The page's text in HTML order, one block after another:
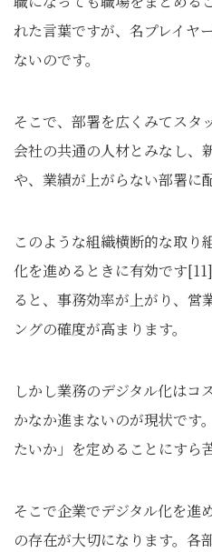
れた言葉ですが、名プレイヤ
ないのです。
そこで、部署を広くみてスタ
会社の共通の人材とみなし、
や、業績が上がらない部署に
このような組織横断的な取り
化を進めるときに有効です
ると、事務効率が上がり、営
ングの確度が高まります。
しかし業務のデジタル化はコ
かなか進まないのが現状です
たいか」を定めることにすら
そこで企業でデジタル化を進
の存在が大切になります。各